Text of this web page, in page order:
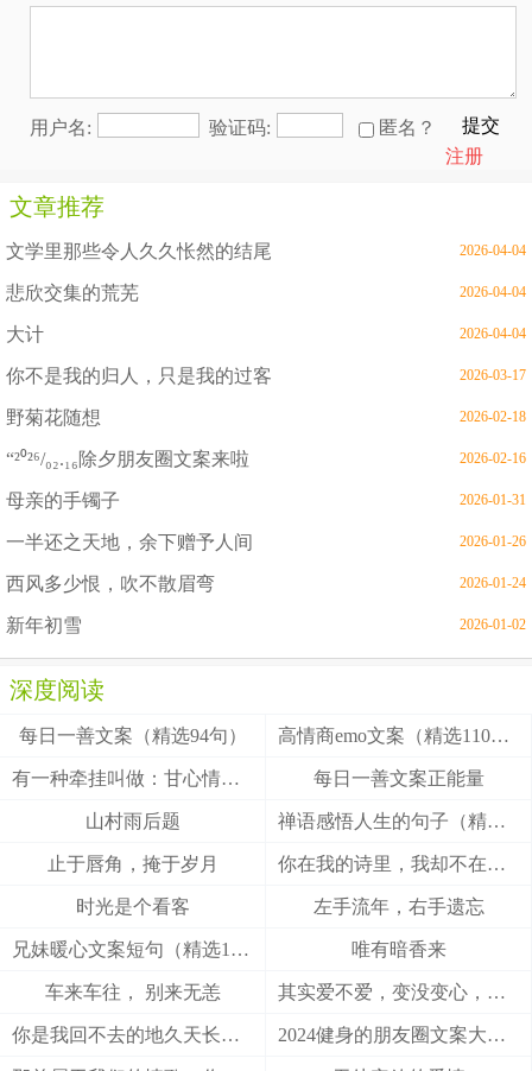
用户名: 验证码: 匿名？
提交
注册
文章推荐
文学里那些令人久久怅然的结尾 2026-04-04
悲欣交集的荒芜 2026-04-04
大计 2026-04-04
你不是我的归人，只是我的过客 2026-03-17
野菊花随想 2026-02-18
“²⁰²⁶/₀₂.₁₆除夕朋友圈文案来啦 2026-02-16
母亲的手镯子 2026-01-31
一半还之天地，余下赠予人间 2026-01-26
西风多少恨，吹不散眉弯 2026-01-24
新年初雪 2026-01-02
深度阅读
每日一善文案（精选94句） 高情商emo文案（精选110句）
有一种牵挂叫做：甘心情愿！ 每日一善文案正能量
山村雨后题 禅语感悟人生的句子（精选27句）
止于唇角，掩于岁月 你在我的诗里，我却不在你的梦里
时光是个看客 左手流年，右手遗忘
兄妹暖心文案短句（精选100句） 唯有暗香来
车来车往， 别来无恙 其实爱不爱，变没变心，身体最诚实
你是我回不去的地久天长，我是你触不到的地老天荒 2024健身的朋友圈文案大全(精选49句)